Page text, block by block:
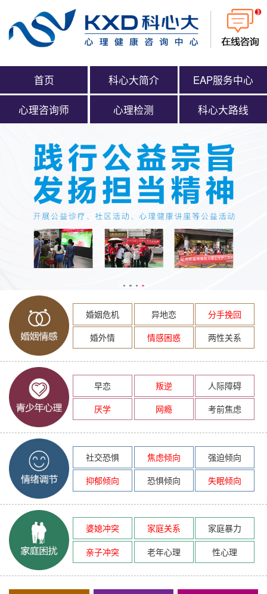
首页 科心大简介 EAP服务中心
心理咨询师 心理检测 科心大路线
婚姻危机 异地恋
分手挽回
婚外情
情感困惑 两性关系
早恋 叛逆
人际障碍
厌学
网瘾 考前焦虑
社交恐惧 焦虑倾向
强迫倾向
抑郁倾向
恐惧倾向 失眠倾向
婆媳冲突 家庭关系
家庭暴力
亲子冲突
老年心理 性心理